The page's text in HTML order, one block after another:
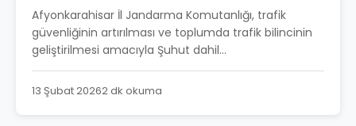
Afyonkarahisar İl Jandarma Komutanlığı, trafik
güvenliğinin artırılması ve toplumda trafik bilincinin
geliştirilmesi amacıyla Şuhut dahil...
13 Şubat 20262 dk okuma